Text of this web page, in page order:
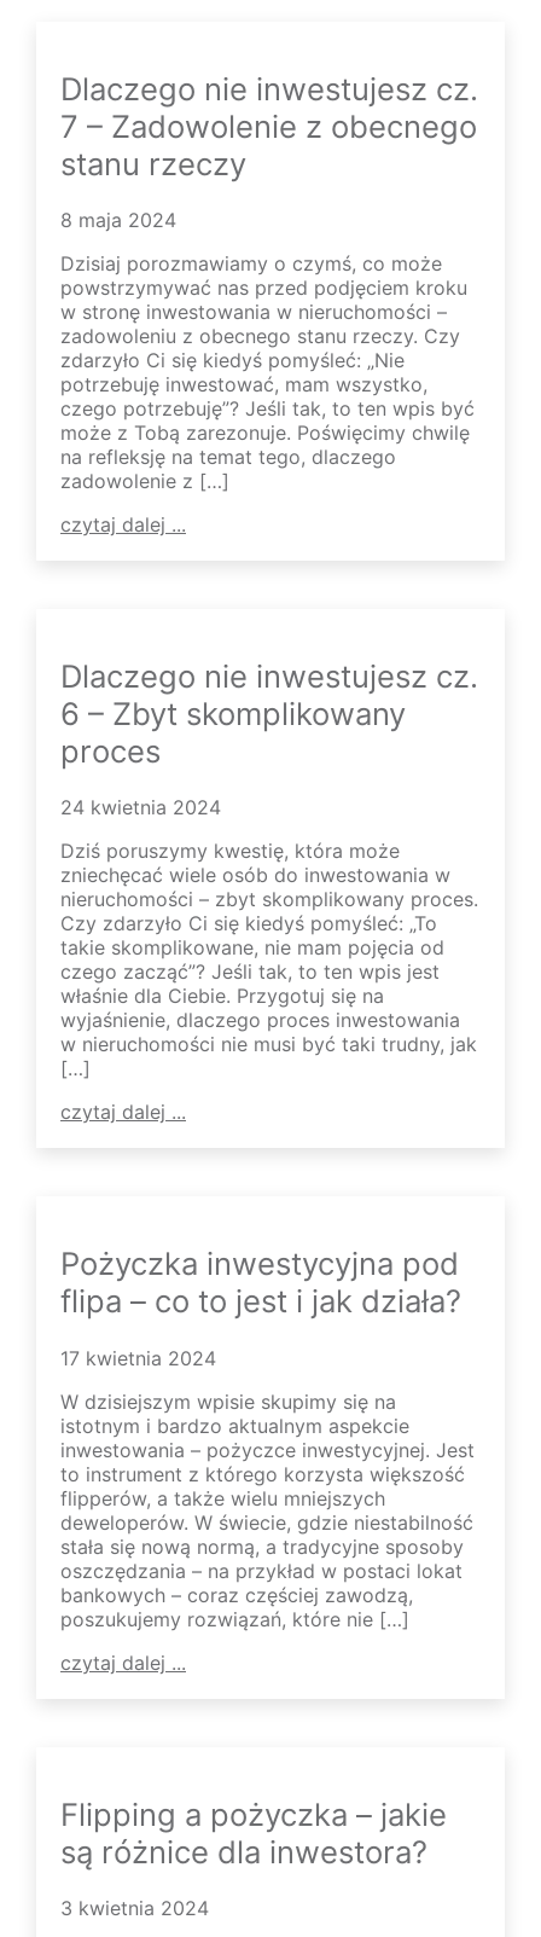
Dlaczego nie inwestujesz cz.
7 – Zadowolenie z obecnego
stanu rzeczy
8 maja 2024
Dzisiaj porozmawiamy o czymś, co może
powstrzymywać nas przed podjęciem kroku
w stronę inwestowania w nieruchomości –
zadowoleniu z obecnego stanu rzeczy. Czy
zdarzyło Ci się kiedyś pomyśleć: „Nie
potrzebuję inwestować, mam wszystko,
czego potrzebuję”? Jeśli tak, to ten wpis być
może z Tobą zarezonuje. Poświęcimy chwilę
na refleksję na temat tego, dlaczego
zadowolenie z […]
czytaj dalej ...
Dlaczego nie inwestujesz cz.
6 – Zbyt skomplikowany
proces
24 kwietnia 2024
Dziś poruszymy kwestię, która może
zniechęcać wiele osób do inwestowania w
nieruchomości – zbyt skomplikowany proces.
Czy zdarzyło Ci się kiedyś pomyśleć: „To
takie skomplikowane, nie mam pojęcia od
czego zacząć”? Jeśli tak, to ten wpis jest
właśnie dla Ciebie. Przygotuj się na
wyjaśnienie, dlaczego proces inwestowania
w nieruchomości nie musi być taki trudny, jak
[…]
czytaj dalej ...
Pożyczka inwestycyjna pod
flipa – co to jest i jak działa?
17 kwietnia 2024
W dzisiejszym wpisie skupimy się na
istotnym i bardzo aktualnym aspekcie
inwestowania – pożyczce inwestycyjnej. Jest
to instrument z którego korzysta większość
flipperów, a także wielu mniejszych
deweloperów. W świecie, gdzie niestabilność
stała się nową normą, a tradycyjne sposoby
oszczędzania – na przykład w postaci lokat
bankowych – coraz częściej zawodzą,
poszukujemy rozwiązań, które nie […]
czytaj dalej ...
Flipping a pożyczka – jakie
są różnice dla inwestora?
3 kwietnia 2024